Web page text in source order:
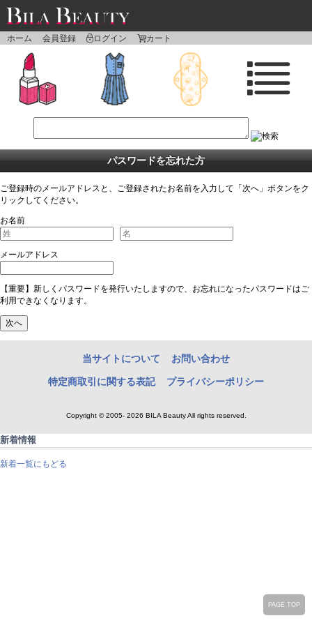
ホーム 会員登録 ログイン カート
PAGE TOP
パスワードを忘れた方
ご登録時のメールアドレスと、ご登録されたお名前を入力して「次へ」ボタンをク
リックしてください。
お名前
メールアドレス
【重要】新しくパスワードを発行いたしますので、お忘れになったパスワードはご
利用できなくなります。
当サイトについて お問い合わせ
特定商取引に関する表記 プライバシーポリシー
Copyright © 2005- 2026 BILA Beauty All rights reserved.
新着情報
新着一覧にもどる